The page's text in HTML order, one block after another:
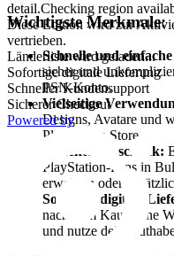
Wichtigste Merkmale:
Schnelle und
sicher und
PSN-Konto.
Vielseitige
Designs, Avatare und
PlayStation Store.
Perfektes Geschenk:
PlayStation-Fans in
erweitern oder
Sofortige digitale
nach dem Kauf ohne
und nutze dein
detail.Checking region
Diese Edition wird zur
vertrieben.
Länderliste wird geladen...
Sofortige digitale Lieferung
Schneller Kundensupport
Sicherer Checkout
Powered by